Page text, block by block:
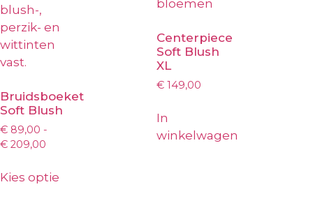
Bruidsboeket
Soft Blush
€ 89,00 -
€ 209,00
Kies optie
Centerpiece
Soft Blush
XL
€ 149,00
In
winkelwagen